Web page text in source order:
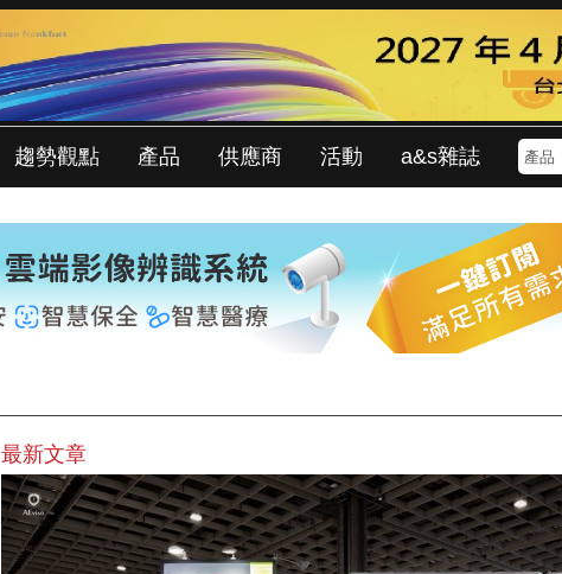
趨勢觀點 產品 供應商 活動 a&s雜誌
最新文章